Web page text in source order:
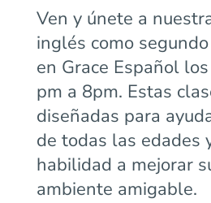
Ven y únete a
inglés como
en Grace Español
pm a 8pm. Estas
diseñadas para
de todas las edades
habilidad a mejorar
ambiente amigable.